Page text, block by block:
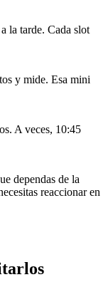
la tarde. Cada slot
y mide. Esa mini
A veces, 10:45
dependas de la
reaccionar en